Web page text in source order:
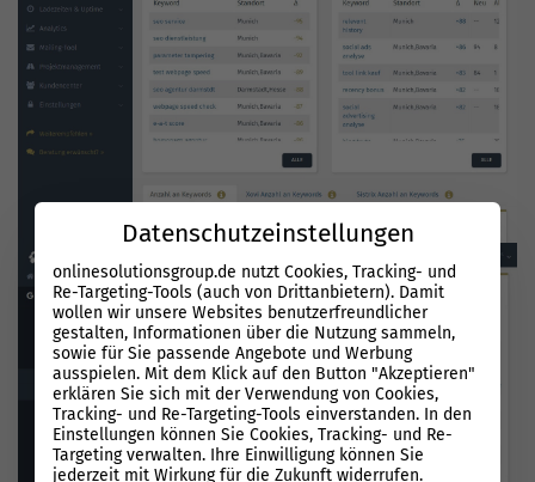
Datenschutzeinstellungen
onlinesolutionsgroup.de nutzt Cookies, Tracking- und
Re-Targeting-Tools (auch von Drittanbietern). Damit
wollen wir unsere Websites benutzerfreundlicher
gestalten, Informationen über die Nutzung sammeln,
sowie für Sie passende Angebote und Werbung
ausspielen. Mit dem Klick auf den Button "Akzeptieren"
erklären Sie sich mit der Verwendung von Cookies,
Tracking- und Re-Targeting-Tools einverstanden. In den
Einstellungen können Sie Cookies, Tracking- und Re-
Targeting verwalten. Ihre Einwilligung können Sie
jederzeit mit Wirkung für die Zukunft widerrufen.